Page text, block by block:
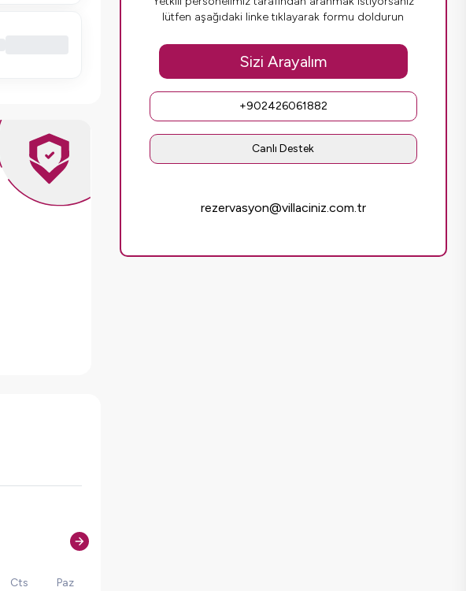
Cts Paz
lütfen aşağıdaki linke tıklayarak formu doldurun
Sizi Arayalım
+902426061882
Canlı Destek
rezervasyon@villaciniz.com.tr